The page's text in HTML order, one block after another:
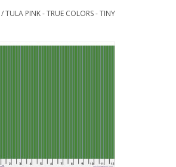
/TULA PINK - TRUE COLORS - TINY
groen met dunne streep